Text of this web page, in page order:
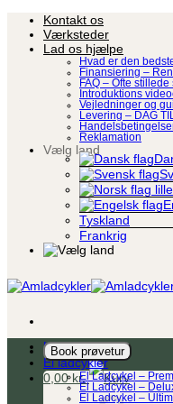
Fortsæt
indhold
Kontakt os
Værksteder
Lad os hjælpe
Hvad er den
Finansiering –
FAQ – Ofte stillede
Introduktions
Vejledninger og
Levering – DAG
Reklamation
Vælg land
Tyskland
Frankrig
Book prøvetur
0,00kr.
Ladcykel
El ladcykler
El Ladcykel –
El Ladcykel –
El Ladcykel –